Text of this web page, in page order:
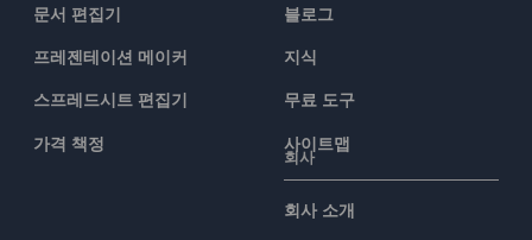
문서 편집기
프레젠테이션 메이커
스프레드시트 편집기
가격 책정
블로그
지식
무료 도구
사이트맵
회사
회사 소개